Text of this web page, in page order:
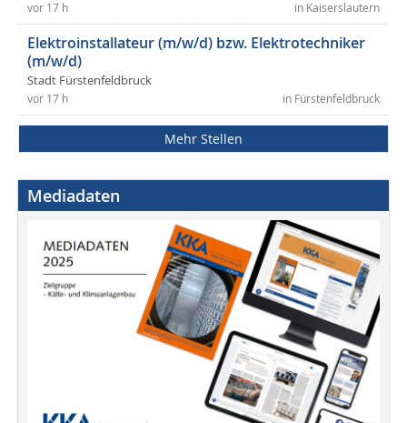
in Kaiserslautern
vor 17 h
Elektroinstallateur (m/w/d) bzw. Elektrotechniker
(m/w/d)
Stadt Fürstenfeldbruck
in Fürstenfeldbruck
vor 17 h
Mehr Stellen
Mediadaten